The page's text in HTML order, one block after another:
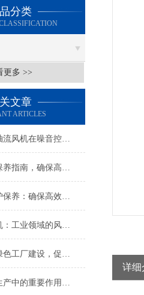
分类
更多 >>
文章
ARTICLES
插入式风机与轴流风机在噪音控制上有何差异？
环保风机维护保养指南，确保高效稳定运行
环保风机的维护保养：确保高效运行的关键
引风机与鼓风机：工业领域的风动双子星
环保风机助力绿色工厂建设，促进节能减排
引风机在工业生产中的重要作用及发展趋势
详细